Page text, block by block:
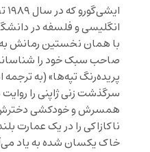
انگلیسی و فلسفه در
با همان نخستین رمانش
صاحب سبک خود را
پریده‌رنگ تپه‌ها» (به
سرگذشت زنی ژاپنی را
همسرش و خودکشی دخترش
ناکازاکی را در یک عمارت
خاک یکسان شده به یاد